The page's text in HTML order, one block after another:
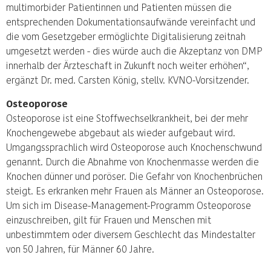
multimorbider Patientinnen und Patienten müssen die
entsprechenden Dokumentationsaufwände vereinfacht und
die vom Gesetzgeber ermöglichte Digitalisierung zeitnah
umgesetzt werden - dies würde auch die Akzeptanz von DMP
innerhalb der Ärzteschaft in Zukunft noch weiter erhöhen“,
ergänzt Dr. med. Carsten König, stellv. KVNO-Vorsitzender.
Osteoporose
Osteoporose ist eine Stoffwechselkrankheit, bei der mehr
Knochengewebe abgebaut als wieder aufgebaut wird.
Umgangssprachlich wird Osteoporose auch Knochenschwund
genannt. Durch die Abnahme von Knochenmasse werden die
Knochen dünner und poröser. Die Gefahr von Knochenbrüchen
steigt. Es erkranken mehr Frauen als Männer an Osteoporose.
Um sich im Disease-Management-Programm Osteoporose
einzuschreiben, gilt für Frauen und Menschen mit
unbestimmtem oder diversem Geschlecht das Mindestalter
von 50 Jahren, für Männer 60 Jahre.